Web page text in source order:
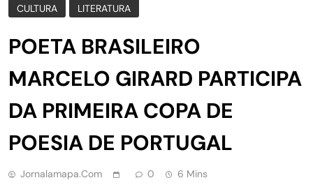
CULTURA LITERATURA
POETA BRASILEIRO
MARCELO GIRARD PARTICIPA
DA PRIMEIRA COPA DE
POESIA DE PORTUGAL
Jornalamapa.com 0 6 Mins